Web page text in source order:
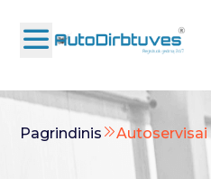
Pagrindinis Autoservisai